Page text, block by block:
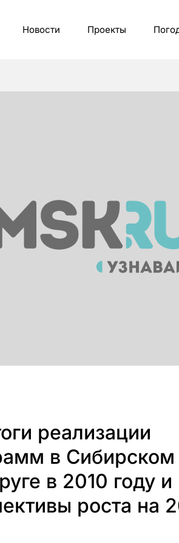
Новости Проекты
реализации
в Сибирском
в 2010 году и
роста на